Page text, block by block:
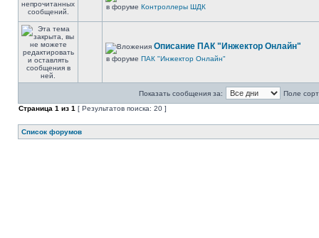
в форуме Контроллеры ШДК
Описание ПАК "Инжектор Онлайн"
в форуме ПАК "Инжектор Онлайн"
Показать сообщения за:
Поле
Страница 1 из 1 [ Результатов поиска: 20 ]
Список форумов